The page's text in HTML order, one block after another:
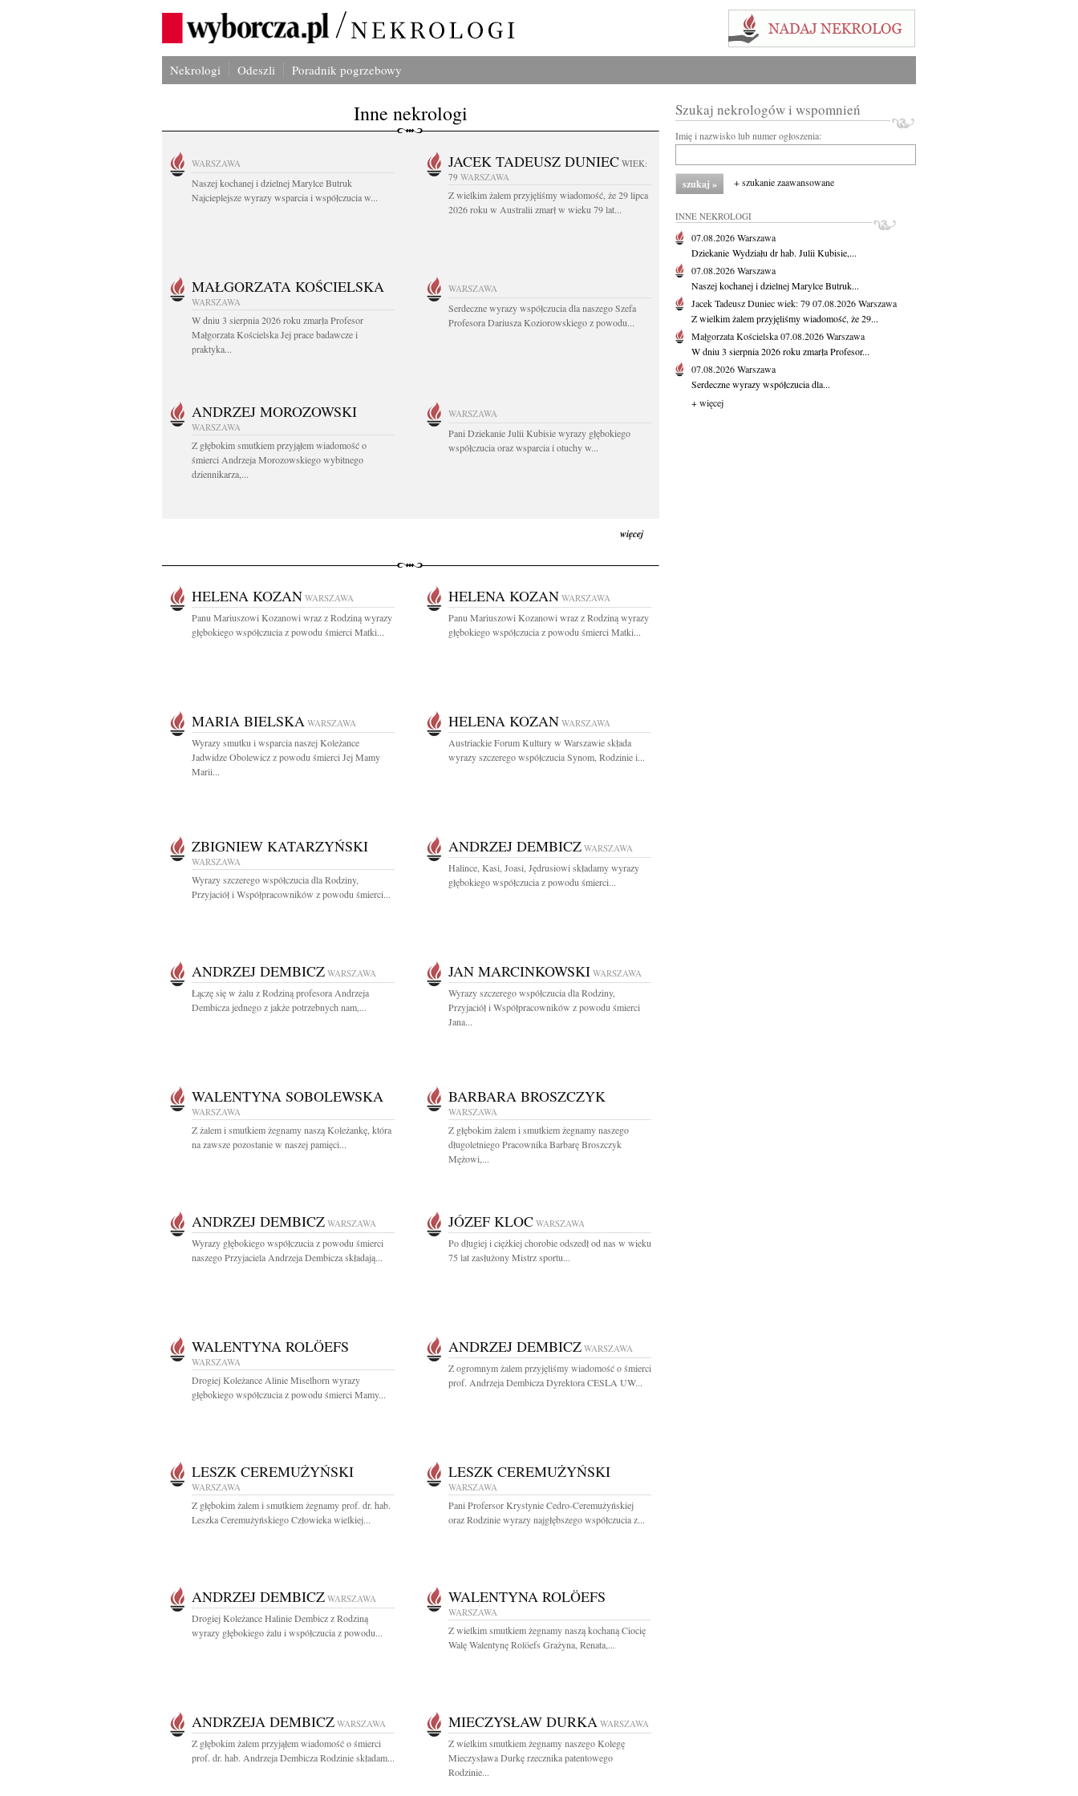
Nekrologi Odeszli Poradnik pogrzebowy
Inne nekrologi
WARSZAWA
Naszej kochanej i dzielnej Marylce Butruk
Najcieplejsze wyrazy wsparcia i współczucia w...
JACEK TADEUSZ DUNIEC WIEK:
79 WARSZAWA
Z wielkim żalem przyjęliśmy wiadomość, że 29 lipca
2026 roku w Australii zmarł w wieku 79 lat...
MAŁGORZATA KOŚCIELSKA
WARSZAWA
W dniu 3 sierpnia 2026 roku zmarła Profesor
Małgorzata Kościelska Jej prace badawcze i
praktyka...
WARSZAWA
Serdeczne wyrazy współczucia dla naszego Szefa
Profesora Dariusza Koziorowskiego z powodu...
ANDRZEJ MOROZOWSKI
WARSZAWA
Z głębokim smutkiem przyjąłem wiadomość o
śmierci Andrzeja Morozowskiego wybitnego
dziennikarza,...
WARSZAWA
Pani Dziekanie Julii Kubisie wyrazy głębokiego
współczucia oraz wsparcia i otuchy w...
więcej
HELENA KOZAN WARSZAWA
Panu Mariuszowi Kozanowi wraz z Rodziną wyrazy
głębokiego współczucia z powodu śmierci Matki...
HELENA KOZAN WARSZAWA
Panu Mariuszowi Kozanowi wraz z Rodziną wyrazy
głębokiego współczucia z powodu śmierci Matki...
MARIA BIELSKA WARSZAWA
Wyrazy smutku i wsparcia naszej Koleżance
Jadwidze Obolewicz z powodu śmierci Jej Mamy
Marii...
HELENA KOZAN WARSZAWA
Austriackie Forum Kultury w Warszawie składa
wyrazy szczerego współczucia Synom, Rodzinie i...
ZBIGNIEW KATARZYŃSKI
WARSZAWA
Wyrazy szczerego współczucia dla Rodziny,
Przyjaciół i Współpracowników z powodu śmierci...
ANDRZEJ DEMBICZ WARSZAWA
Halince, Kasi, Joasi, Jędrusiowi składamy wyrazy
głębokiego współczucia z powodu śmierci...
ANDRZEJ DEMBICZ WARSZAWA
Łączę się w żalu z Rodziną profesora Andrzeja
Dembicza jednego z jakże potrzebnych nam,...
JAN MARCINKOWSKI WARSZAWA
Wyrazy szczerego współczucia dla Rodziny,
Przyjaciół i Współpracowników z powodu śmierci
Jana...
WALENTYNA SOBOLEWSKA
WARSZAWA
Z żalem i smutkiem żegnamy naszą Koleżankę, która
na zawsze pozostanie w naszej pamięci...
BARBARA BROSZCZYK
WARSZAWA
Z głębokim żalem i smutkiem żegnamy naszego
długoletniego Pracownika Barbarę Broszczyk
Mężowi,...
ANDRZEJ DEMBICZ WARSZAWA
Wyrazy głębokiego współczucia z powodu śmierci
naszego Przyjaciela Andrzeja Dembicza składają...
JÓZEF KLOC WARSZAWA
Po długiej i ciężkiej chorobie odszedł od nas w wieku
75 lat zasłużony Mistrz sportu...
WALENTYNA ROLÖEFS
WARSZAWA
Drogiej Koleżance Alinie Miselhorn wyrazy
głębokiego współczucia z powodu śmierci Mamy...
ANDRZEJ DEMBICZ WARSZAWA
Z ogromnym żalem przyjęliśmy wiadomość o śmierci
prof. Andrzeja Dembicza Dyrektora CESLA UW...
LESZK CEREMUŻYŃSKI
WARSZAWA
Z głębokim żalem i smutkiem żegnamy prof. dr. hab.
Leszka Ceremużyńskiego Człowieka wielkiej...
LESZK CEREMUŻYŃSKI
WARSZAWA
Pani Profersor Krystynie Cedro-Ceremużyńskiej
oraz Rodzinie wyrazy najgłębszego współczucia z...
ANDRZEJ DEMBICZ WARSZAWA
Drogiej Koleżance Halinie Dembicz z Rodziną
wyrazy głębokiego żalu i współczucia z powodu...
WALENTYNA ROLÖEFS
WARSZAWA
Z wielkim smutkiem żegnamy naszą kochaną Ciocię
Walę Walentynę Rolöefs Grażyna, Renata,...
ANDRZEJA DEMBICZ WARSZAWA
Z głębokim żalem przyjąłem wiadomość o śmierci
prof. dr. hab. Andrzeja Dembicza Rodzinie składam...
MIECZYSŁAW DURKA WARSZAWA
Z wielkim smutkiem żegnamy naszego Kolegę
Mieczysława Durkę rzecznika patentowego
Rodzinie...
Szukaj nekrologów i wspomnień
Imię i nazwisko lub numer ogłoszenia:
+ szukanie zaawansowane
INNE NEKROLOGI
07.08.2026Warszawa
Dziekanie Wydziału dr hab. Julii Kubisie,...
07.08.2026Warszawa
Naszej kochanej i dzielnej Marylce Butruk...
Jacek Tadeusz Duniecwiek: 7907.08.2026Warszawa
Z wielkim żalem przyjęliśmy wiadomość, że 29...
Małgorzata Kościelska07.08.2026Warszawa
W dniu 3 sierpnia 2026 roku zmarła Profesor...
07.08.2026Warszawa
Serdeczne wyrazy współczucia dla...
+ więcej